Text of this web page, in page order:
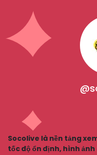
Socolive là nền tảng
tốc độ ổn định, hình